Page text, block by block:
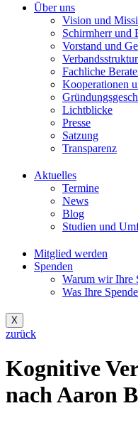
Über uns
Vision und
Schirmherr und
Vorstand und
Fachliche
Kooperationen
Lichtblicke
Presse
Satzung
Transparenz
Aktuelles
Termine
News
Blog
Studien und
Mitglied werden
Spenden
Warum wir Ihre
Was Ihre
X
zurück
Kognitive
nach Aaron